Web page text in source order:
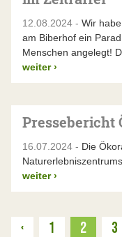
12.08.2024 - Wir
am Biberhof ein
Menschen angelegt!
weiter ›
Pressebericht
16.07.2024 - Die
weiter ›
Zurück
‹ 1 2 3